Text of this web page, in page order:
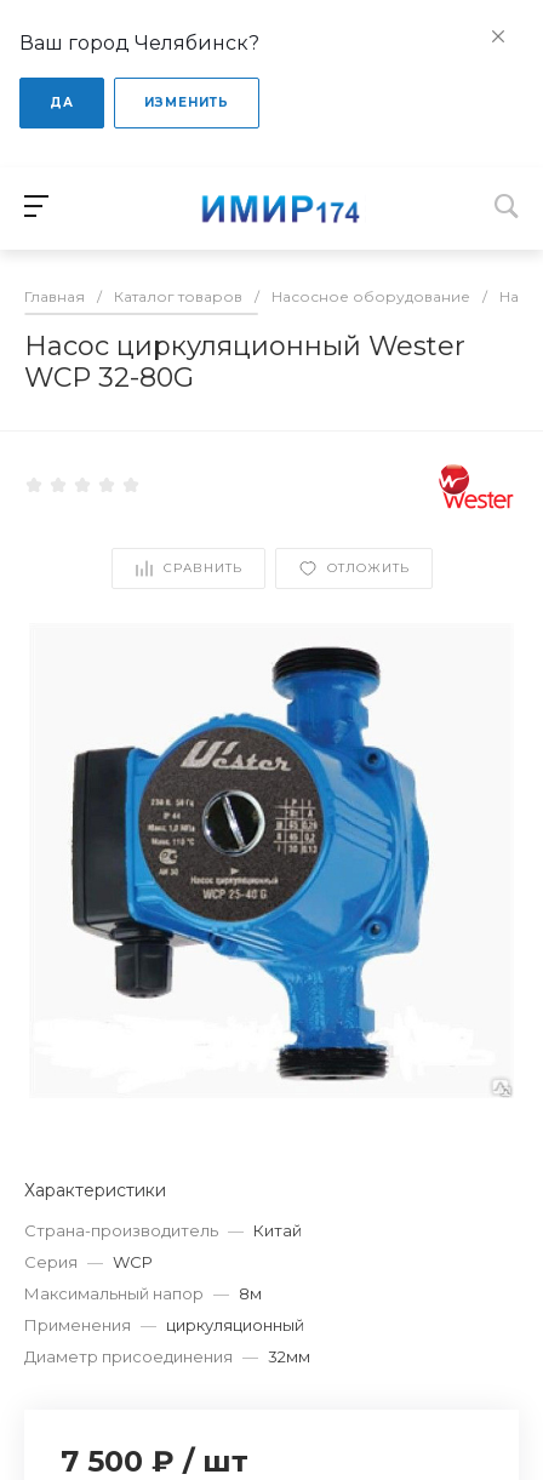
Ваш город Челябинск?
ДА ИЗМЕНИТЬ
Главная / Каталог товаров / Насосное оборудование /
Насос циркуляционный Wester
WCP 32-80G
СРАВНИТЬ ОТЛОЖИТЬ
Характеристики
Страна-производитель — Китай
Серия — WCP
Максимальный напор — 8м
Применения — циркуляционный
Диаметр присоединения — 32мм
7 500 ₽ / шт